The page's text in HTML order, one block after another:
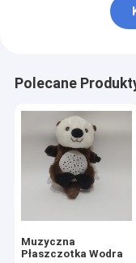
Polecane
Muzyczna
Płaszczotka Wodra